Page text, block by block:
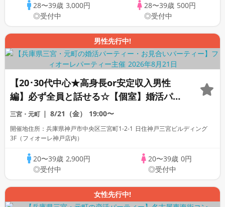
28〜39歳 3,000円
◎受付中
28〜39歳 500円
◎受付中
男性先行中!
【20･30代中心★高身長or安定収入男性
編】必ず全員と話せる☆【個室】婚活パー
ティー～真剣な出会い～
三宮・元町 8/21（金） 19:00〜
開催地住所：兵庫県神戸市中央区三宮町1-2-1 日住神戸三宮ビルディング
3F（フィオーレ神戸店内）
20〜39歳 2,900円
◎受付中
20〜39歳 0円
◎受付中
女性先行中!